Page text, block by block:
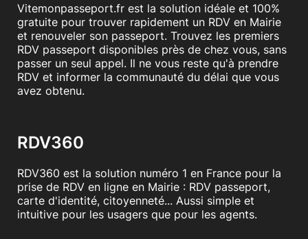
Vitemonpasseport.fr est la solution idéale et 100%
gratuite pour trouver rapidement un RDV en Mairie
et renouveler son passeport. Trouvez les premiers
RDV passeport disponibles près de chez vous, sans
passer un seul appel. Il ne vous reste qu'à prendre
RDV et informer la communauté du délai que vous
avez obtenu.
RDV360
RDV360 est la solution numéro 1 en France pour la
prise de RDV en ligne en Mairie : RDV passeport,
carte d'identité, citoyenneté... Aussi simple et
intuitive pour les usagers que pour les agents.